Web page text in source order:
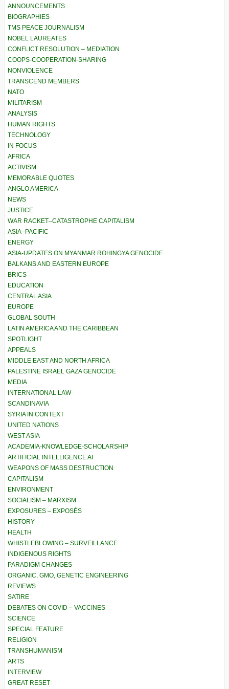
ANNOUNCEMENTS
BIOGRAPHIES
TMS PEACE JOURNALISM
NOBEL LAUREATES
CONFLICT RESOLUTION – MEDIATION
COOPS-COOPERATION-SHARING
NONVIOLENCE
TRANSCEND MEMBERS
NATO
MILITARISM
ANALYSIS
HUMAN RIGHTS
TECHNOLOGY
IN FOCUS
AFRICA
ACTIVISM
MEMORABLE QUOTES
ANGLO AMERICA
NEWS
JUSTICE
WAR RACKET–CATASTROPHE CAPITALISM
ASIA–PACIFIC
ENERGY
ASIA-UPDATES ON MYANMAR ROHINGYA GENOCIDE
BALKANS AND EASTERN EUROPE
BRICS
EDUCATION
CENTRAL ASIA
EUROPE
GLOBAL SOUTH
LATIN AMERICA AND THE CARIBBEAN
SPOTLIGHT
APPEALS
MIDDLE EAST AND NORTH AFRICA
PALESTINE ISRAEL GAZA GENOCIDE
MEDIA
INTERNATIONAL LAW
SCANDINAVIA
SYRIA IN CONTEXT
UNITED NATIONS
WEST ASIA
ACADEMIA-KNOWLEDGE-SCHOLARSHIP
ARTIFICIAL INTELLIGENCE AI
WEAPONS OF MASS DESTRUCTION
CAPITALISM
ENVIRONMENT
SOCIALISM – MARXISM
EXPOSURES – EXPOSÉS
HISTORY
HEALTH
WHISTLEBLOWING – SURVEILLANCE
INDIGENOUS RIGHTS
PARADIGM CHANGES
ORGANIC, GMO, GENETIC ENGINEERING
REVIEWS
SATIRE
DEBATES ON COVID – VACCINES
SCIENCE
SPECIAL FEATURE
RELIGION
TRANSHUMANISM
ARTS
INTERVIEW
GREAT RESET